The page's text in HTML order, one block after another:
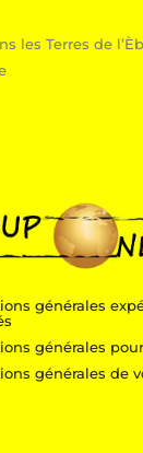
les Terres de
générales
générales
générales de